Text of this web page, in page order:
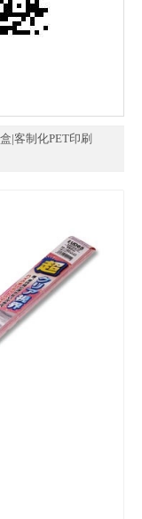
|客制化PET印刷